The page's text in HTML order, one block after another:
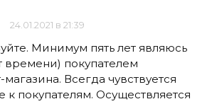
24.01.2021 в 21:39
Минимум пять лет являюсь
времени) покупателем
Всегда чувствуется
к покупателям. Осуществляется